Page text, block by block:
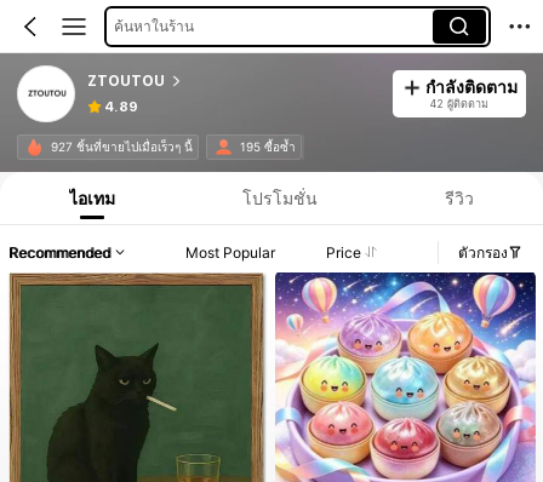
ค้นหาในร้าน
ZTOUTOU
4.89
กำลังติดตาม
42 ผู้ติดตาม
927 ชิ้นที่ขายไปเมื่อเร็วๆ นี้ 195 ซื้อซ้ำ
ไอเทม โปรโมชั่น รีวิว
Recommended Most Popular Price ตัวกรอง